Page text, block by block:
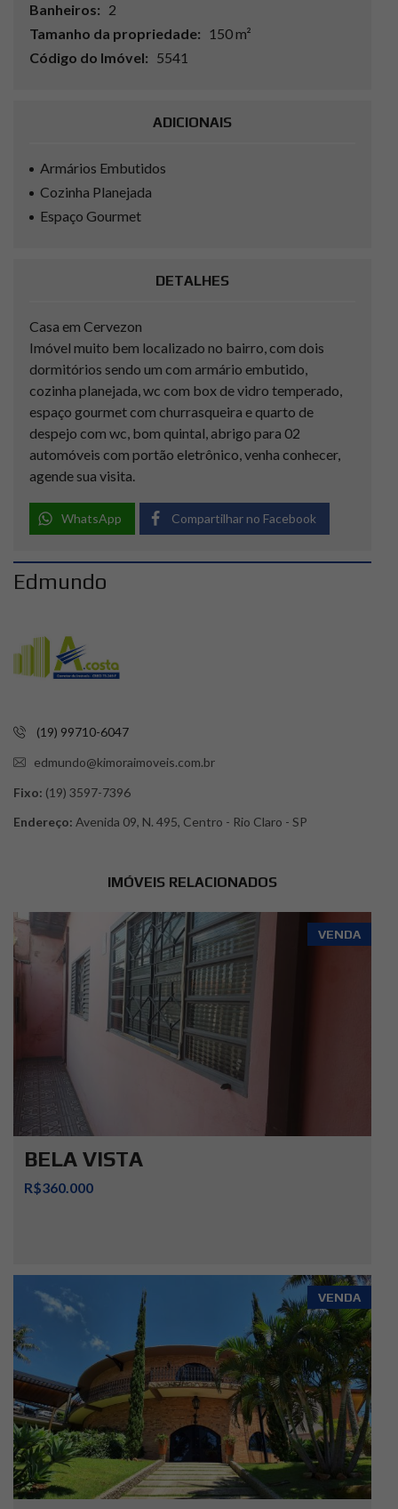
Banheiros: 2
Tamanho da propriedade: 150 m²
Código do Imóvel: 5541
ADICIONAIS
Armários Embutidos
Cozinha Planejada
Espaço Gourmet
DETALHES
Casa em Cervezon
Imóvel muito bem localizado no bairro, com dois
dormitórios sendo um com armário embutido,
cozinha planejada, wc com box de vidro temperado,
espaço gourmet com churrasqueira e quarto de
despejo com wc, bom quintal, abrigo para 02
automóveis com portão eletrônico, venha conhecer,
agende sua visita.
WhatsApp Compartilhar no Facebook
Edmundo
(19) 99710-6047
edmundo@kimoraimoveis.com.br
Fixo: (19) 3597-7396
Endereço: Avenida 09, N. 495, Centro - Rio Claro - SP
IMÓVEIS RELACIONADOS
VENDA
BELA VISTA
R$360.000
VENDA